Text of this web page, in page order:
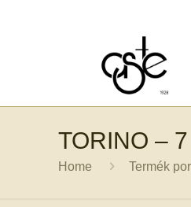
TORINO –
Home Termék